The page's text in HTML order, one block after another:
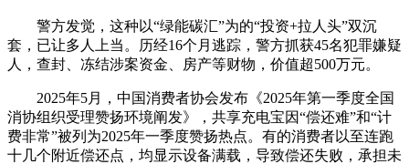
警方发觉，这种以“绿能碳汇”为的“投资+拉人头”双沉
套，已让多人上当。历经16个月逃踪，警方抓获45名犯罪嫌疑
人，查封、冻结涉案资金、房产等财物，价值超500万元。
2025年5月，中国消费者协会发布《2025年第一季度全国
消协组织受理赞扬环境阐发》，共享充电宝因“偿还难”和“计
费非常”被列为2025年一季度赞扬热点。有的消费者以至连跑
十几个附近偿还点，均显示设备满载，导致偿还失败，承担未